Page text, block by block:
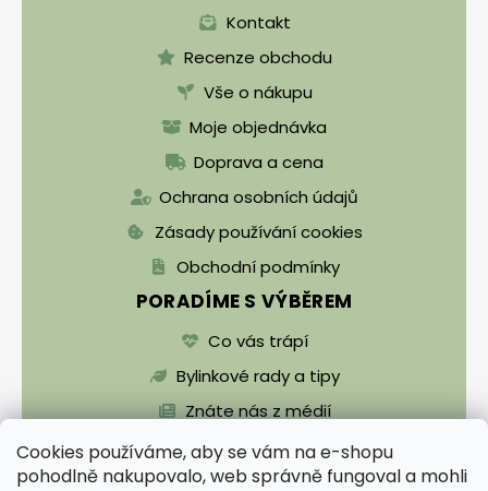
Cookies používáme, aby se vám na e-shopu
pohodlně nakupovalo, web správně fungoval a mohli
Kontakt
Recenze obchodu
Vše o nákupu
Moje objednávka
Doprava a cena
Ochrana osobních údajů
Zásady používání cookies
Obchodní podmínky
PORADÍME S VÝBĚREM
Co vás trápí
Bylinkové rady a tipy
Znáte nás z médií